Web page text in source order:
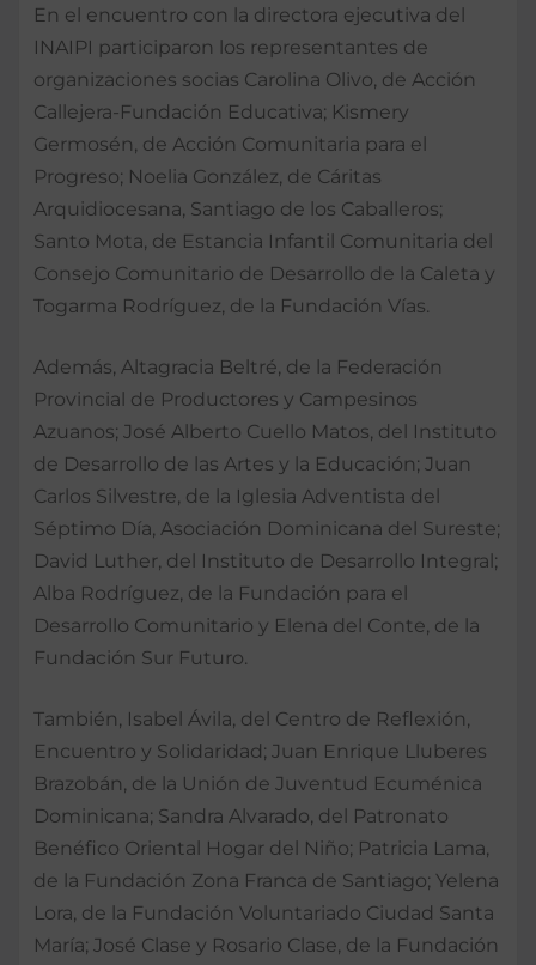
En el encuentro con la directora ejecutiva del
INAIPI participaron los representantes de
organizaciones socias Carolina Olivo, de Acción
Callejera-Fundación Educativa; Kismery
Germosén, de Acción Comunitaria para el
Progreso; Noelia González, de Cáritas
Arquidiocesana, Santiago de los Caballeros;
Santo Mota, de Estancia Infantil Comunitaria del
Consejo Comunitario de Desarrollo de la Caleta y
Togarma Rodríguez, de la Fundación Vías.
Además, Altagracia Beltré, de la Federación
Provincial de Productores y Campesinos
Azuanos; José Alberto Cuello Matos, del Instituto
de Desarrollo de las Artes y la Educación; Juan
Carlos Silvestre, de la Iglesia Adventista del
Séptimo Día, Asociación Dominicana del Sureste;
David Luther, del Instituto de Desarrollo Integral;
Alba Rodríguez, de la Fundación para el
Desarrollo Comunitario y Elena del Conte, de la
Fundación Sur Futuro.
También, Isabel Ávila, del Centro de Reflexión,
Encuentro y Solidaridad; Juan Enrique Lluberes
Brazobán, de la Unión de Juventud Ecuménica
Dominicana; Sandra Alvarado, del Patronato
Benéfico Oriental Hogar del Niño; Patricia Lama,
de la Fundación Zona Franca de Santiago; Yelena
Lora, de la Fundación Voluntariado Ciudad Santa
María; José Clase y Rosario Clase, de la Fundación